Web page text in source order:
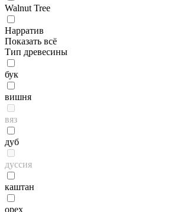
Walnut Tree
Нарратив
Показать всё
Тип древесины
бук
вишня
вяз
дуб
дуссия
каштан
орех